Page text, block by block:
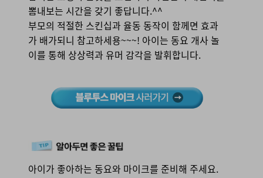
뽐내보는 시간을 갖기 좋답니다.^^
부모의 적절한 스킨십과 율동 동작이 함께면 효과
가 배가되니 참고하세용~~~! 아이는 동요 개사 놀
이를 통해 상상력과 유머 감각을 발휘합니다.
아이가 좋아하는 동요와 마이크를 준비해 주세요.